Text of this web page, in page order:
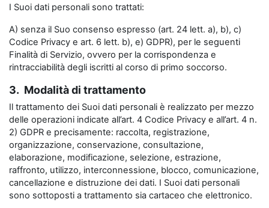
I Suoi dati personali sono trattati:
A) senza il Suo consenso espresso (art. 24 lett. a), b), c)
Codice Privacy e art. 6 lett. b), e) GDPR), per le seguenti
Finalità di Servizio, ovvero per la corrispondenza e
rintracciabilità degli iscritti al corso di primo soccorso.
3. Modalità di trattamento
Il trattamento dei Suoi dati personali è realizzato per mezzo
delle operazioni indicate all’art. 4 Codice Privacy e all’art. 4 n.
2) GDPR e precisamente: raccolta, registrazione,
organizzazione, conservazione, consultazione,
elaborazione, modificazione, selezione, estrazione,
raffronto, utilizzo, interconnessione, blocco, comunicazione,
cancellazione e distruzione dei dati. I Suoi dati personali
sono sottoposti a trattamento sia cartaceo che elettronico.